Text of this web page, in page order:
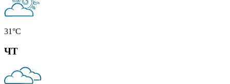
31°C
ЧТ